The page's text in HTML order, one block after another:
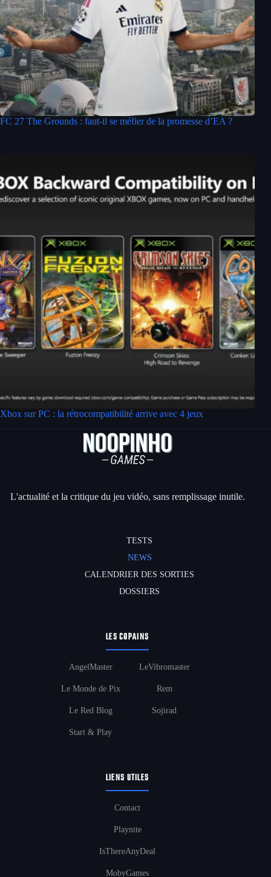
FC 27 The Grounds : faut-il se méfier de la promesse d’EA ?
Xbox sur PC : la rétrocompatibilité arrive avec 4 jeux
L'actualité et la critique du jeu vidéo, sans remplissage inutile.
TESTS
NEWS
CALENDRIER DES SORTIES
DOSSIERS
LES COPAINS
AngelMaster
Le Monde de Pix
Le Red Blog
Start & Play
LeVibromaster
Rem
Sojirad
LIENS UTILES
Contact
Playnite
IsThereAnyDeal
MobyGames